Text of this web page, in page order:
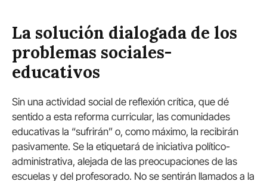
La solución dialogada de los
problemas sociales-
educativos
Sin una actividad social de reflexión crítica, que dé
sentido a esta reforma curricular, las comunidades
educativas la “sufrirán” o, como máximo, la recibirán
pasivamente. Se la etiquetará de iniciativa político-
administrativa, alejada de las preocupaciones de las
escuelas y del profesorado. No se sentirán llamados a la